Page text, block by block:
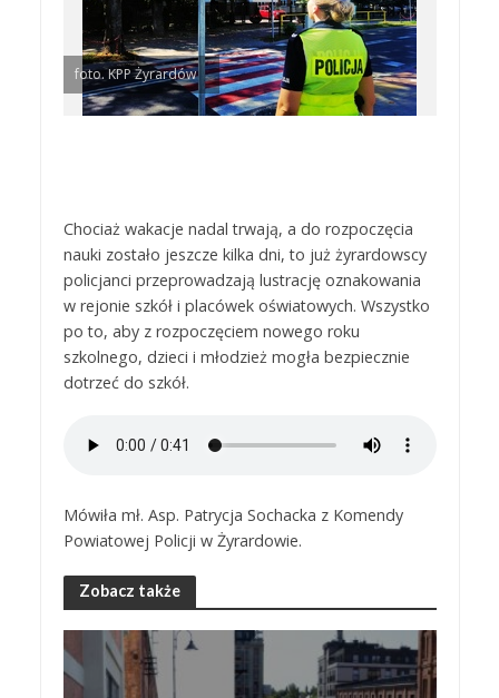
foto. KPP Żyrardów
Chociaż wakacje nadal trwają, a do rozpoczęcia
nauki zostało jeszcze kilka dni, to już żyrardowscy
policjanci przeprowadzają lustrację oznakowania
w rejonie szkół i placówek oświatowych. Wszystko
po to, aby z rozpoczęciem nowego roku
szkolnego, dzieci i młodzież mogła bezpiecznie
dotrzeć do szkół.
Mówiła mł. Asp. Patrycja Sochacka z Komendy
Powiatowej Policji w Żyrardowie.
Zobacz także